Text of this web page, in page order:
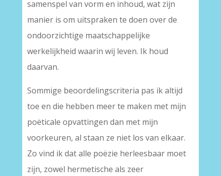
samenspel van vorm en inhoud, wat zijn
manier is om uitspraken te doen over de
ondoorzichtige maatschappelijke
werkelijkheid waarin wij leven. Ik houd
daarvan.
Sommige beoordelingscriteria pas ik altijd
toe en die hebben meer te maken met mijn
poëticale opvattingen dan met mijn
voorkeuren, al staan ze niet los van elkaar.
Zo vind ik dat alle poëzie herleesbaar moet
zijn, zowel hermetische als zeer